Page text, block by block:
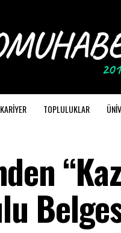
KARİYER TOPLULUKLAR